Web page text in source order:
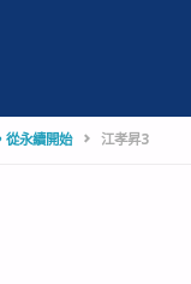
從永續開始 江孝昇3